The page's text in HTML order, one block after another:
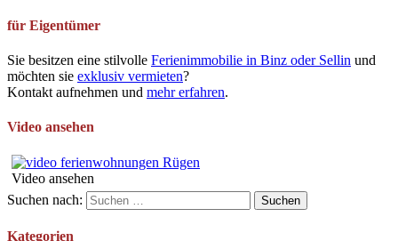
für Eigentümer
Sie besitzen eine stilvolle Ferienimmobilie in Binz oder Sellin und
möchten sie exklusiv vermieten?
Kontakt aufnehmen und mehr erfahren.
Video ansehen
Video ansehen
Suchen nach:
Kategorien